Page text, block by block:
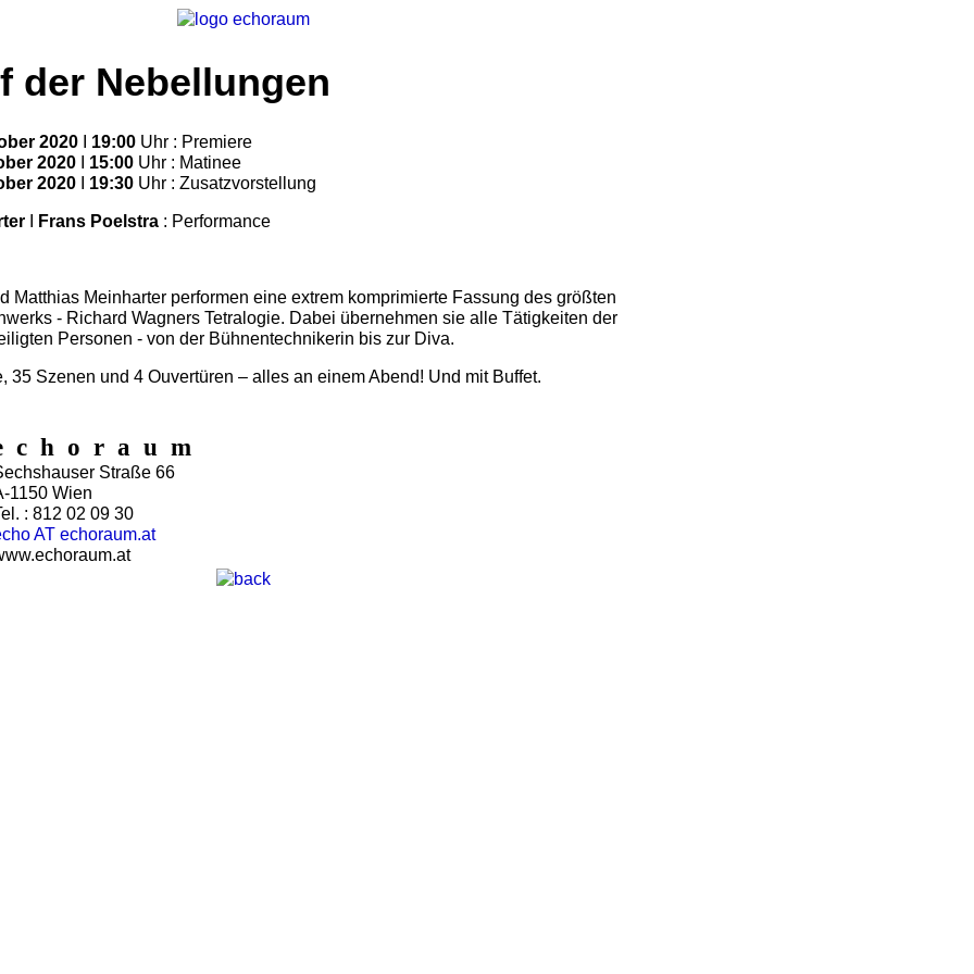
der Nebellungen
2020 19:00 Uhr : Premiere
2020
15:00 Uhr : Matinee
2020
19:30 Uhr : Zusatzvorstellung
Frans Poelstra : Performance
Matthias Meinharter performen eine extrem komprimierte Fassung des größten
- Richard Wagners Tetralogie. Dabei übernehmen sie alle Tätigkeiten der
Personen - von der Bühnentechnikerin bis zur Diva.
35 Szenen und 4 Ouvertüren – alles an einem Abend! Und mit Buffet.
c h o r a u m
Straße 66
1150 Wien
: 812 02 09 30
AT echoraum.at